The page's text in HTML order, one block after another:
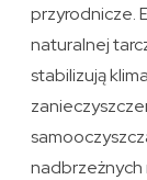
przyrodnicze.
naturalnej
stabilizują
nadbrzeżnych